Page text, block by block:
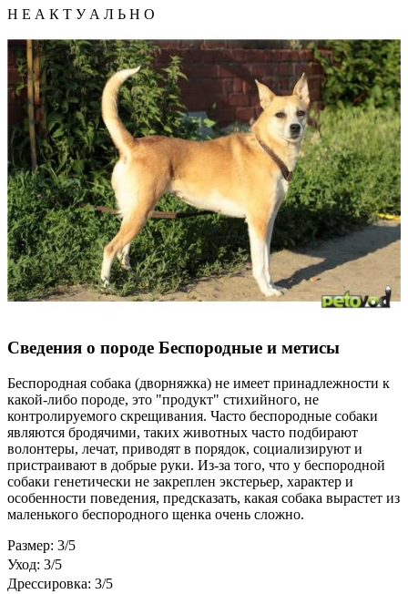
Н Е А К Т У А Л Ь Н О
Сведения о породе Бeспородные и метисы
Беспородная собака (дворняжка) не имеет принадлежности к
какой-либо породе, это "продукт" стихийного, не
контролируемого скрещивания. Часто беспородные собаки
являются бродячими, таких животных часто подбирают
волонтеры, лечат, приводят в порядок, социализируют и
пристраивают в добрые руки. Из-за того, что у беспородной
собаки генетически не закреплен экстерьер, характер и
особенности поведения, предсказать, какая собака вырастет из
маленького беспородного щенка очень сложно.
Размер: 3/5
Уход: 3/5
Дрессировка: 3/5